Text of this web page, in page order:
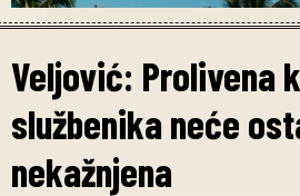
Veljović: Prolivena
službenika neće
nekažnjena